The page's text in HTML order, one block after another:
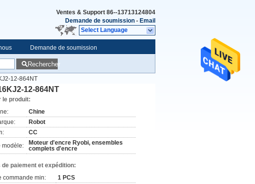
Ventes & Support 86--13713124804
Demande de soumission - Email
Select Language
Demande de soumission
Rechercher
12-864NT
12-864NT
le produit:
Chine
Robot
CC
modèle:
Moteur d'encre Ryobi, ensembles
complets d'encre
de paiement et expédition:
commande min:
1 PCS